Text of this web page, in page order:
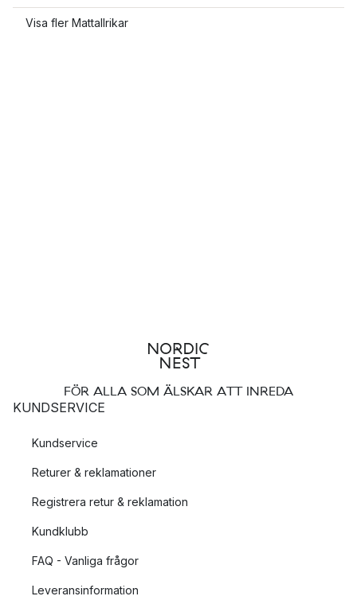
Visa fler Mattallrikar
FÖR ALLA SOM ÄLSKAR ATT INREDA
KUNDSERVICE
Kundservice
Returer & reklamationer
Registrera retur & reklamation
Kundklubb
FAQ - Vanliga frågor
Leveransinformation